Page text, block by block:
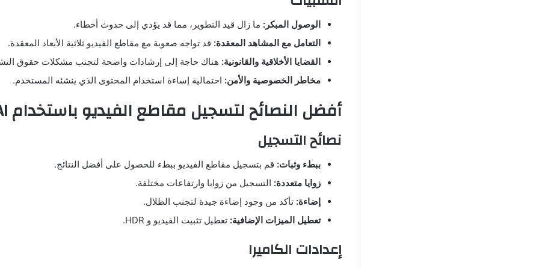
الوصول المبكر: ما زال قيد التطوير، مما قد يؤدي إلى حدوث أخطاء.
التعامل مع المشاهد المعقدة: قد تواجه صعوبة مع مقاطع الفيديو ثلاثية الأبعاد المعقدة.
القضايا الأخلاقية والقانونية: هناك حاجة إلى إرشادات واضحة لتجنب مشكلات حقوق
مخاطر الخصوصية والأمن: احتمالية إساءة استخدام المحتوى الذي ينشئه المستخدم.
أفضل النصائح لتسجيل مقاطع الفيديو باستخدام Luma AI
نصائح التسجيل
ببطء وثبات: قم بتسجيل مقاطع الفيديو ببطء للحصول على أفضل النتائج.
زوايا متعددة: التسجيل من زوايا وارتفاعات مختلفة.
إضاءة: تأكد من وجود إضاءة جيدة لتجنب الظلال.
تعطيل الميزات الإضافية: تعطيل تثبيت الفيديو و HDR.
إعدادات الكاميرا